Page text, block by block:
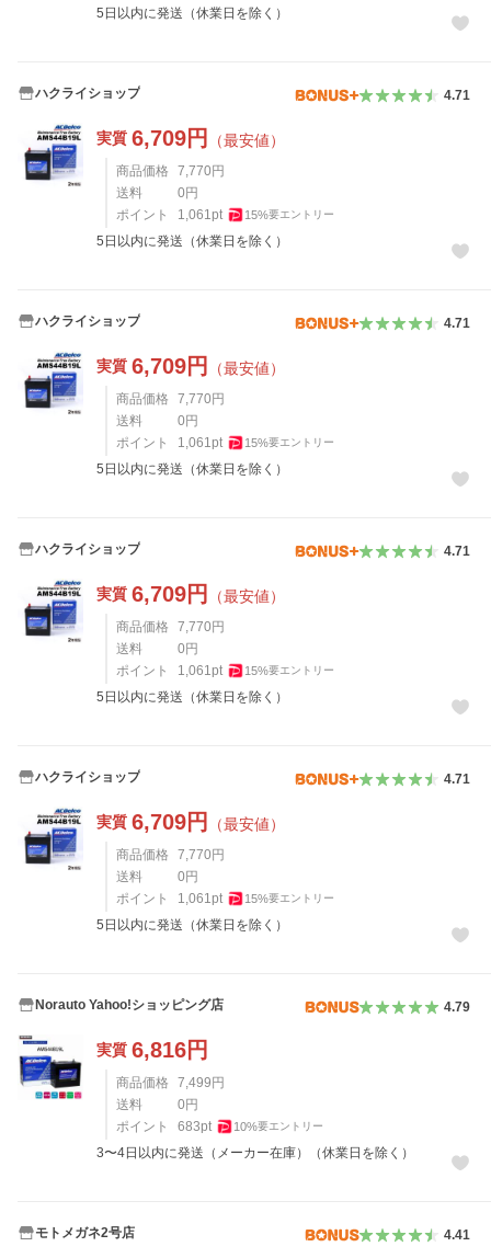
5日以内に発送（休業日を除く）
ハクライショップ 4.71
実質 6,709円 （最安値）
商品価格 7,770 円
送料
0 円
ポイント
1,061pt 15%要エントリー
5日以内に発送（休業日を除く）
ハクライショップ 4.71
実質 6,709円 （最安値）
商品価格 7,770 円
送料
0 円
ポイント
1,061pt 15%要エントリー
5日以内に発送（休業日を除く）
ハクライショップ 4.71
実質 6,709円 （最安値）
商品価格 7,770 円
送料
0 円
ポイント
1,061pt 15%要エントリー
5日以内に発送（休業日を除く）
ハクライショップ 4.71
実質 6,709円 （最安値）
商品価格 7,770 円
送料
0 円
ポイント
1,061pt 15%要エントリー
5日以内に発送（休業日を除く）
Norauto Yahoo!ショッピング店 4.79
実質 6,816円
商品価格 7,499 円
送料
0 円
ポイント
683pt 10%要エントリー
3〜4日以内に発送（メーカー在庫）（休業日を除く）
モトメガネ2号店 4.41